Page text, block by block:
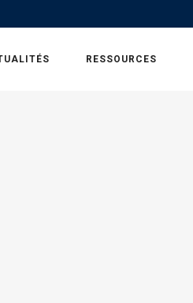
RESSOURCES